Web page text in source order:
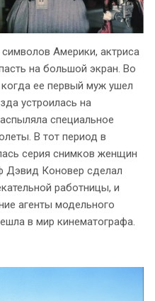
Америки, актриса
на большой экран. Во
ее первый муж ушел
устроилась на
специальное
В тот период в
серия снимков женщин
Дэвид Коновер сделал
работницы, и
агенты модельного
в мир кинематографа.